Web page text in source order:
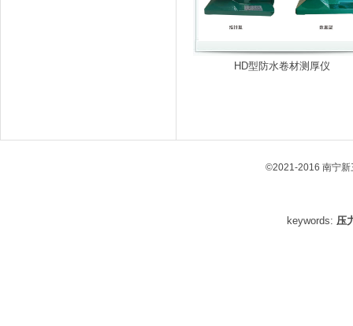
HD型防水卷材测厚仪
©2021-2016 南宁新
keywords: 压